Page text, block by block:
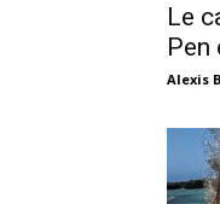
Le
Pen
Alexis